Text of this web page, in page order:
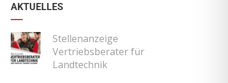
AKTUELLES
Stellenanzeige
Vertriebsberater für
Landtechnik